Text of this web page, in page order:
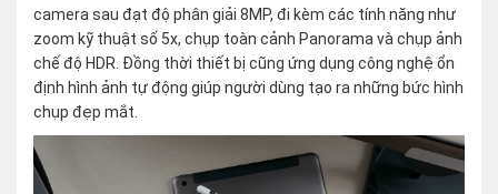
camera sau đạt độ phân giải 8MP, đi kèm các tính năng như
zoom kỹ thuật số 5x, chụp toàn cảnh Panorama và chụp ảnh
chế độ HDR. Đồng thời thiết bị cũng ứng dụng công nghệ ổn
định hình ảnh tự động giúp người dùng tạo ra những bức hình
chụp đẹp mắt.